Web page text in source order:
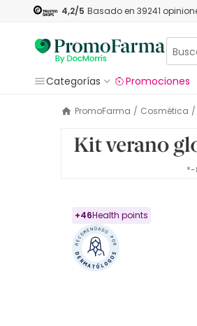
4,2/5 Basado en 39241
Categorías
Promociones
PromoFarma / Cosmética /
*-
+46Health points